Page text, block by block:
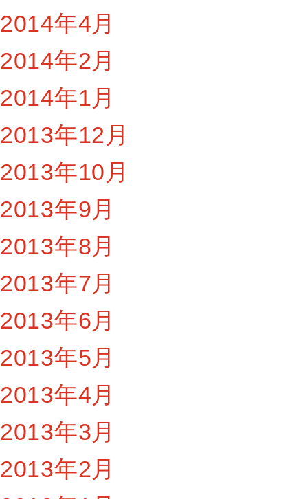
2014年4月
2014年2月
2014年1月
2013年12月
2013年10月
2013年9月
2013年8月
2013年7月
2013年6月
2013年5月
2013年4月
2013年3月
2013年2月